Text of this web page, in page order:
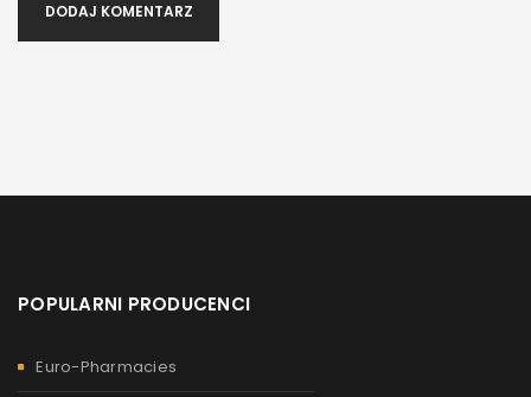
DODAJ KOMENTARZ
POPULARNI PRODUCENCI
Euro-Pharmacies